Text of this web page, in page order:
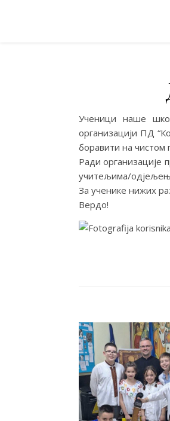
Ученици наше
организацији ПД
боравити на чистом
Ради организације
учитељима/
За ученике нижих
Вердо!